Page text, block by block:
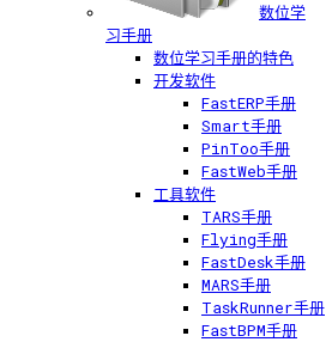
数位学
习手册
数位学习手册的特色
开发软件
FastERP手册
Smart手册
PinToo手册
FastWeb手册
工具软件
TARS手册
Flying手册
FastDesk手册
MARS手册
TaskRunner手册
FastBPM手册